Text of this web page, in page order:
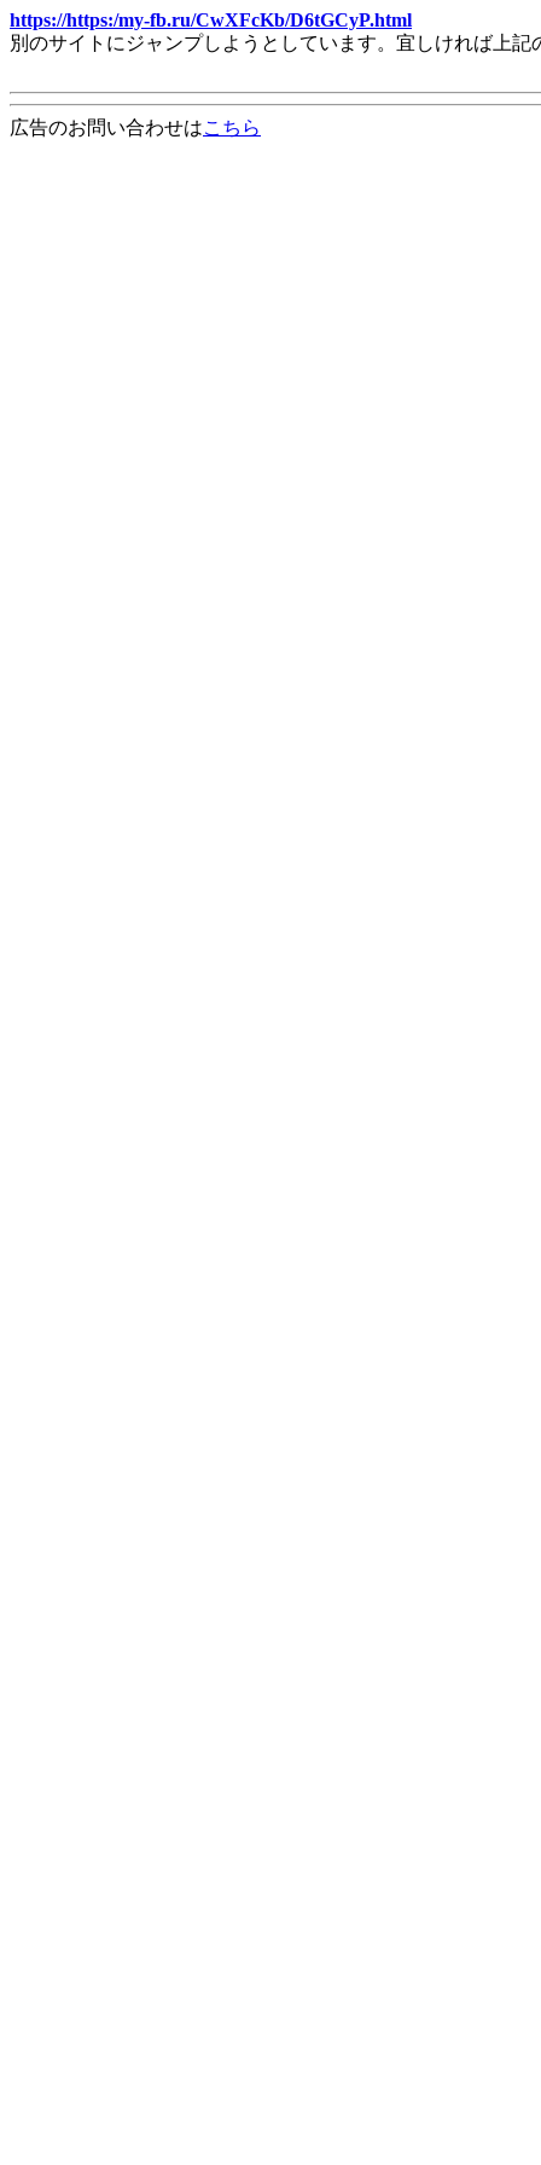
https://https:/my-fb.ru/CwXFcKb/D6tGCyP.html
別のサイトにジャンプしようとしています。宜しければ上
広告のお問い合わせはこちら